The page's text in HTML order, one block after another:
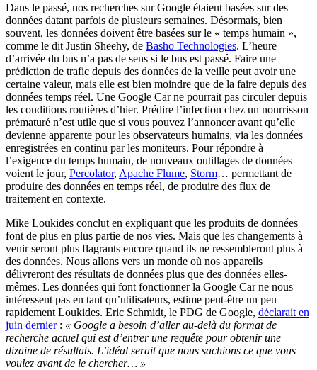
Dans le passé, nos recherches sur Google étaient basées sur des
données datant parfois de plusieurs semaines. Désormais, bien
souvent, les données doivent être basées sur le « temps humain »,
comme le dit Justin Sheehy, de Basho Technologies. L’heure
d’arrivée du bus n’a pas de sens si le bus est passé. Faire une
prédiction de trafic depuis des données de la veille peut avoir une
certaine valeur, mais elle est bien moindre que de la faire depuis des
données temps réel. Une Google Car ne pourrait pas circuler depuis
les conditions routières d’hier. Prédire l’infection chez un nourrisson
prématuré n’est utile que si vous pouvez l’annoncer avant qu’elle
devienne apparente pour les observateurs humains, via les données
enregistrées en continu par les moniteurs. Pour répondre à
l’exigence du temps humain, de nouveaux outillages de données
voient le jour, Percolator, Apache Flume, Storm… permettant de
produire des données en temps réel, de produire des flux de
traitement en contexte.
Mike Loukides conclut en expliquant que les produits de données
font de plus en plus partie de nos vies. Mais que les changements à
venir seront plus flagrants encore quand ils ne ressembleront plus à
des données. Nous allons vers un monde où nos appareils
délivreront des résultats de données plus que des données elles-
mêmes. Les données qui font fonctionner la Google Car ne nous
intéressent pas en tant qu’utilisateurs, estime peut-être un peu
rapidement Loukides. Eric Schmidt, le PDG de Google, déclarait en
juin dernier: « Google a besoin d’aller au-delà du format de
recherche actuel qui est d’entrer une requête pour obtenir une
dizaine de résultats. L’idéal serait que nous sachions ce que vous
voulez avant de le chercher… »